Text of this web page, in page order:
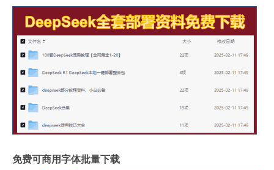
免费可商用字体批量下载